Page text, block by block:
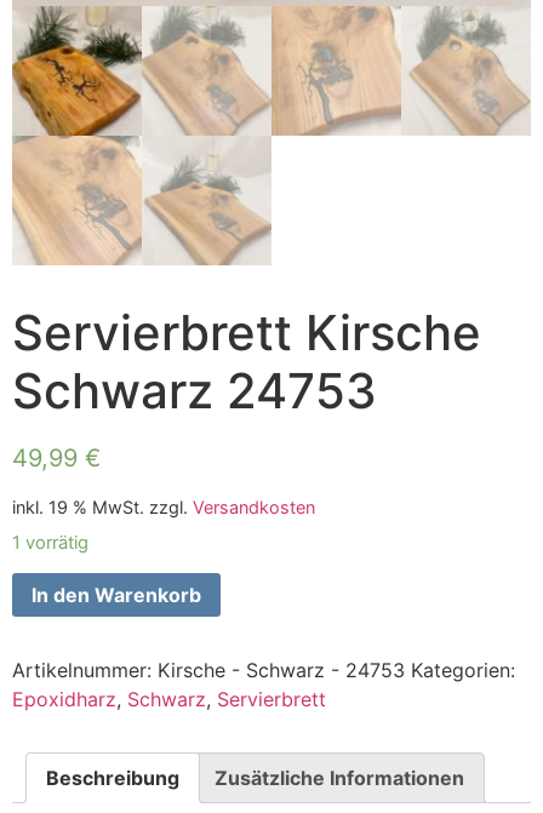
Servierbrett Kirsche
Schwarz 24753
49,99 €
inkl. 19 % MwSt. zzgl. Versandkosten
1 vorrätig
In den Warenkorb
Artikelnummer: Kirsche - Schwarz - 24753 Kategorien:
Epoxidharz, Schwarz, Servierbrett
Beschreibung Zusätzliche Informationen